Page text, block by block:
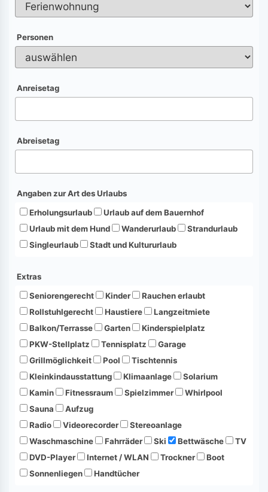
Personen
Anreisetag
Abreisetag
Angaben zur Art des Urlaubs
Erholungsurlaub
Urlaub auf dem Bauernhof
Urlaub mit dem Hund
Wanderurlaub
Strandurlaub
Singleurlaub
Stadt und Kultururlaub
Extras
Seniorengerecht
Kinder
Rauchen erlaubt
Rollstuhlgerecht
Haustiere
Langzeitmiete
Balkon/Terrasse
Garten
Kinderspielplatz
PKW-Stellplatz
Tennisplatz
Garage
Grillmöglichkeit
Pool
Tischtennis
Kleinkindausstattung
Klimaanlage
Solarium
Kamin
Fitnessraum Spielzimmer
Whirlpool
Sauna
Aufzug
Radio
Videorecorder
Stereoanlage
Waschmaschine
Fahrräder Ski Bettwäsche
TV
DVD-Player
Internet / WLAN Trockner
Boot
Sonnenliegen
Handtücher